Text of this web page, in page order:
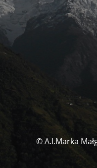
© A.I.Marka